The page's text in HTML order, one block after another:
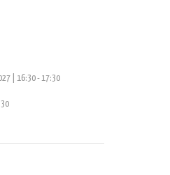
| 16:30-17:30